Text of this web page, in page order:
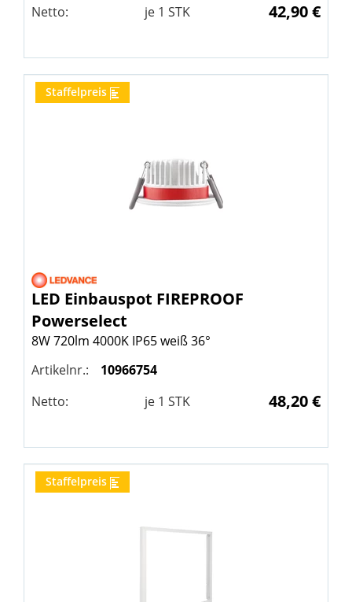
Netto:
je 1 STK 42,90 €
Staffelpreis
LED Einbauspot FIREPROOF
Powerselect
8W 720lm 4000K IP65 weiß 36°
Artikelnr.:
10966754
Netto:
je 1 STK 48,20 €
Staffelpreis